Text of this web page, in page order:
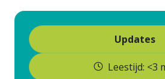
Updates
Leestijd: <3